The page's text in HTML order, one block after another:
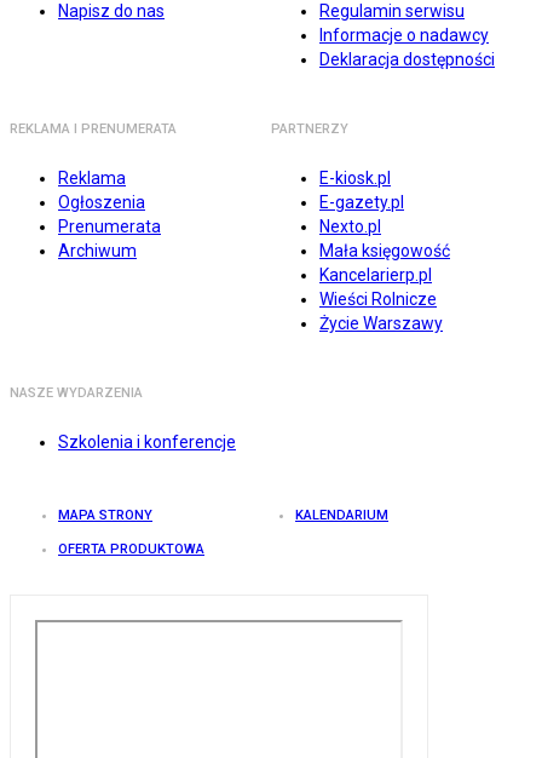
Napisz do nas
Regulamin serwisu
Informacje o nadawcy
Deklaracja dostępności
REKLAMA I PRENUMERATA
Reklama
Ogłoszenia
Prenumerata
Archiwum
PARTNERZY
E-kiosk.pl
E-gazety.pl
Nexto.pl
Mała księgowość
Kancelarierp.pl
Wieści Rolnicze
Życie Warszawy
NASZE WYDARZENIA
Szkolenia i konferencje
MAPA STRONY KALENDARIUM
OFERTA PRODUKTOWA